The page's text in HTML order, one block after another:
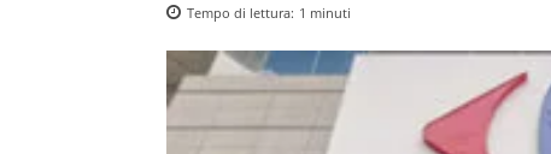
Tempo di lettura: 1 minuti